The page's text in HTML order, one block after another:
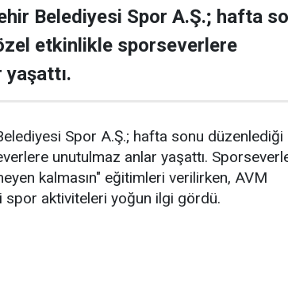
Belediyesi Spor A.Ş.; hafta
etkinlikle sporseverlere
Spor A.Ş.; hafta sonu düzenlediği
unutulmaz anlar yaşattı.
kalmasın" eğitimleri verilirken, AVM
spor aktiviteleri yoğun ilgi gördü.